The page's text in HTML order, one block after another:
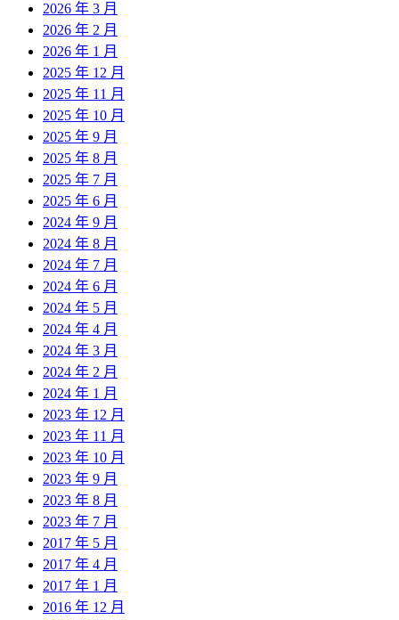
2026 年 3 月
2026 年 2 月
2026 年 1 月
2025 年 12 月
2025 年 11 月
2025 年 10 月
2025 年 9 月
2025 年 8 月
2025 年 7 月
2025 年 6 月
2024 年 9 月
2024 年 8 月
2024 年 7 月
2024 年 6 月
2024 年 5 月
2024 年 4 月
2024 年 3 月
2024 年 2 月
2024 年 1 月
2023 年 12 月
2023 年 11 月
2023 年 10 月
2023 年 9 月
2023 年 8 月
2023 年 7 月
2017 年 5 月
2017 年 4 月
2017 年 1 月
2016 年 12 月